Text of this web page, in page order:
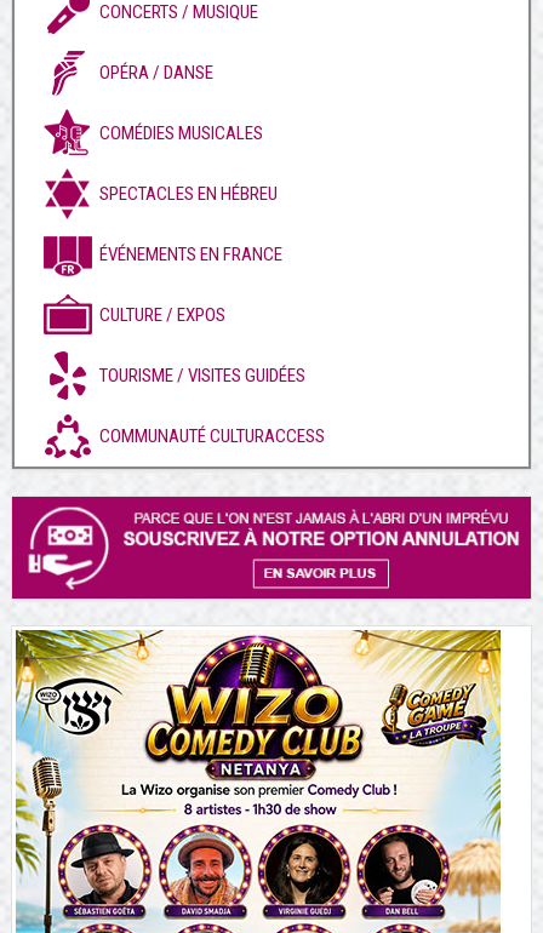
CONCERTS / MUSIQUE
OPÉRA / DANSE
COMÉDIES MUSICALES
SPECTACLES EN HÉBREU
ÉVÉNEMENTS EN FRANCE
CULTURE / EXPOS
TOURISME / VISITES GUIDÉES
COMMUNAUTÉ CULTURACCESS